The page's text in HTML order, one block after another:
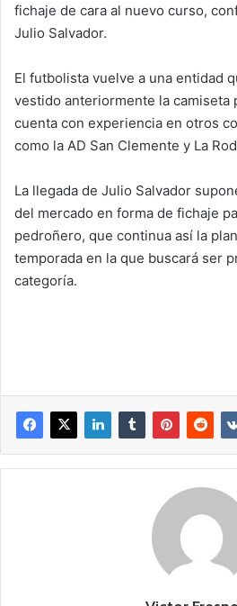
fichaje de cara al nuevo curso,
Julio Salvador.
El futbolista vuelve a una entidad
vestido anteriormente la camiseta
cuenta con experiencia en otros
como la AD San Clemente y La
La llegada de Julio Salvador
del mercado en forma de fichaje
pedroñero, que continua así la
temporada en la que buscará ser
categoría.